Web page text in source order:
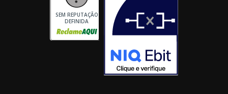
SEM REPUTAÇÃO
DEFINIDA